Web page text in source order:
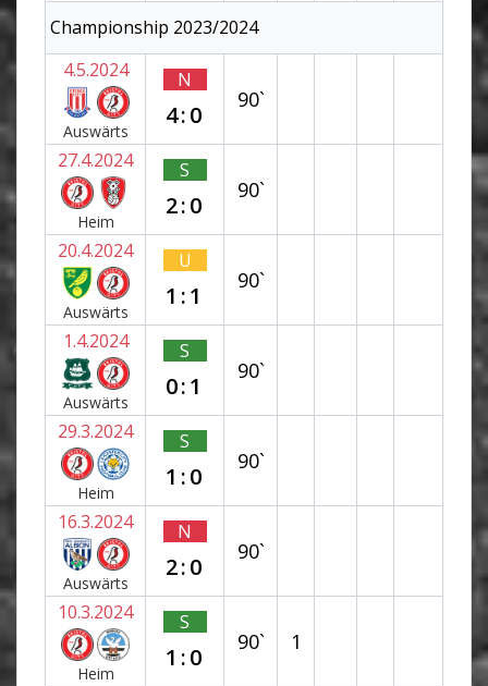
Championship 2023/2024
4.5.2024
Auswärts
N
4:0
90`
27.4.2024
Heim
S
2:0
90`
20.4.2024
Auswärts
U
1:1
90`
1.4.2024
Auswärts
S
0:1
90`
29.3.2024
Heim
S
1:0
90`
16.3.2024
Auswärts
N
2:0
90`
10.3.2024
Heim
S
1:0
90` 1